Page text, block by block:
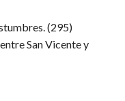
(295)
San Vicente y